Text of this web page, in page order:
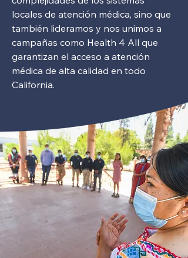
locales de atención médica, sino que
también lideramos y nos unimos a
campañas como Health 4 All que
garantizan el acceso a atención
médica de alta calidad en todo
California.